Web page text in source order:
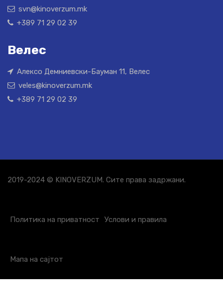
svn@kinoverzum.mk
+389 71 29 02 39
Велес
Алексо Демниевски-Бауман 11, Велес
veles@kinoverzum.mk
+389 71 29 02 39
2019-2024 © KINOVERZUM. Сите права задржани.
Политика на приватност Услови и правила
Мапа на сајтот